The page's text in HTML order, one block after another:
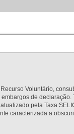
Voluntário,
de declaração.
pela Taxa
caracterizada a